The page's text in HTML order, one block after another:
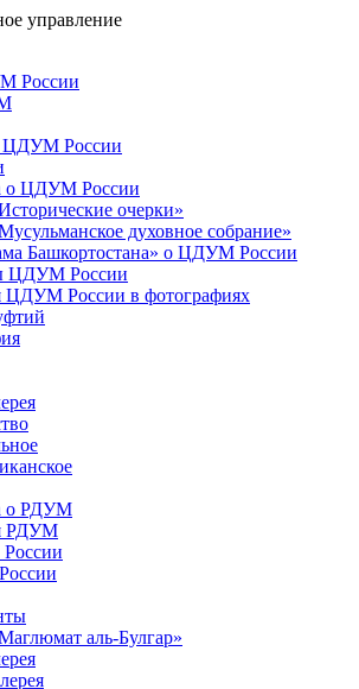
управление
России
России
о ЦДУМ России
очерки»
духовное собрание»
Башкортостана» о ЦДУМ России
ЦДУМ России
ЦДУМ России в фотографиях
о РДУМ
РДУМ
аль-Булгар»